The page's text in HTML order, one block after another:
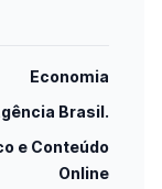
Economia
Brasil.
e Conteúdo
Online